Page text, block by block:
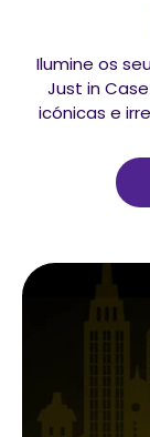
Ilumine os
Just in
icónicas e